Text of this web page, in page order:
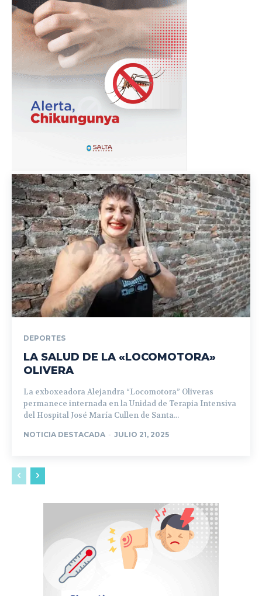
DEPORTES
LA SALUD DE LA «LOCOMOTORA»
OLIVERA
La exboxeadora Alejandra “Locomotora” Oliveras
permanece internada en la Unidad de Terapia Intensiva
del Hospital José María Cullen de Santa...
NOTICIA DESTACADA - JULIO 21, 2025